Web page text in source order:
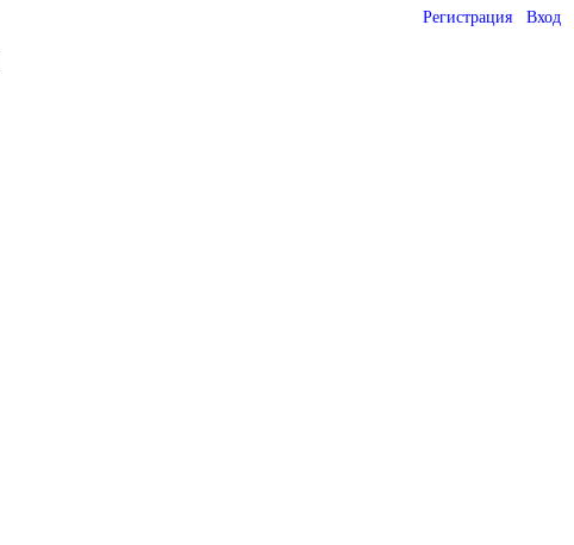
Регистрация Вход